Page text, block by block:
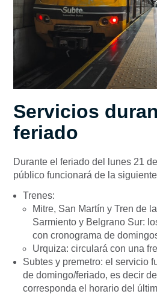
Servicios
feriado
Durante el feriado del lunes 21
público funcionará de la
Trenes:
Mitre, San Martín y Tren de
Sarmiento y Belgrano Sur:
con cronograma de
Urquiza: circulará con una
Subtes y premetro: el servicio
de domingo/feriado, es decir
corresponda el horario del